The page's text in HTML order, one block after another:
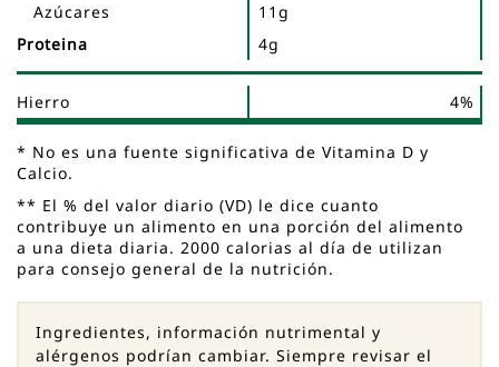
Azúcares
11g
Proteina
4g
Hierro 4%
* No es una fuente significativa de Vitamina D y
Calcio.
** El % del valor diario (VD) le dice cuanto
contribuye un alimento en una porción del alimento
a una dieta diaria. 2000 calorias al día de utilizan
para consejo general de la nutrición.
Ingredientes, información nutrimental y
alérgenos podrían cambiar. Siempre revisar el